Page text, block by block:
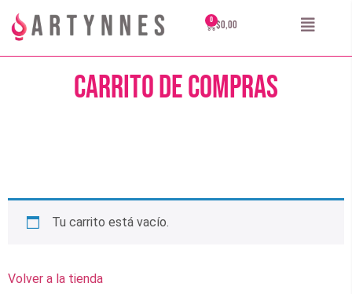
$0,00
Carrito de compras
Tu carrito está vacío.
Volver a la tienda